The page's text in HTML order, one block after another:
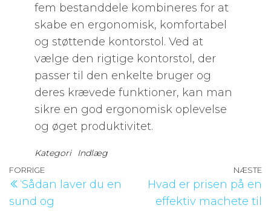
fem bestanddele kombineres for at
skabe en ergonomisk, komfortabel
og støttende kontorstol. Ved at
vælge den rigtige kontorstol, der
passer til den enkelte bruger og
deres krævede funktioner, kan man
sikre en god ergonomisk oplevelse
og øget produktivitet.
Kategori Indlæg
Indlægsnavigation
Forrige
indlæg
FORRIGE
‘Sådan laver du en
sund og
NÆSTE
Hvad er prisen på en
effektiv machete til